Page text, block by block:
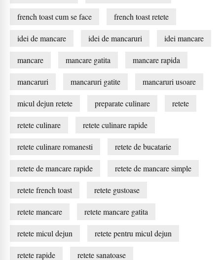
french toast cum se face french toast retete
idei de mancare idei de mancaruri idei mancare
mancare mancare gatita mancare rapida
mancaruri mancaruri gatite mancaruri usoare
micul dejun retete preparate culinare retete
retete culinare retete culinare rapide
retete culinare romanesti retete de bucatarie
retete de mancare rapide retete de mancare simple
retete french toast retete gustoase
retete mancare retete mancare gatita
retete micul dejun retete pentru micul dejun
retete rapide retete sanatoase